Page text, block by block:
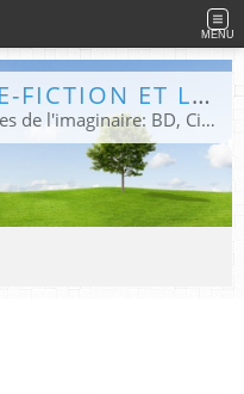
MENU
SITE SUR LA SCIENCE-FICTION ET LE FANTASTIQUE
Site sur toute la culture des genres de l'imaginaire: BD, Cinéma, Livre, Jeux, Théâtre. Présent dans les principaux festivals de film fantastique e de science-fiction, salons et conventions.